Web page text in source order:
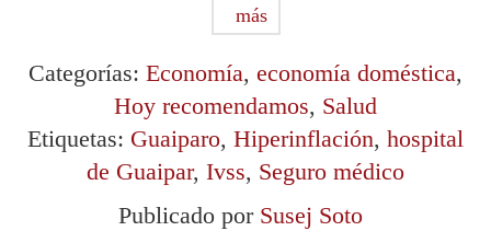
más
Categorías: Economía, economía doméstica,
Hoy recomendamos, Salud
Etiquetas: Guaiparo, Hiperinflación, hospital
de Guaipar, Ivss, Seguro médico
Publicado por Susej Soto